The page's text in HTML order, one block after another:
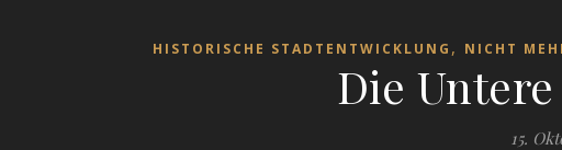
HISTORISCHE STADTENTWICKLUNG , NICHT
Die
15.